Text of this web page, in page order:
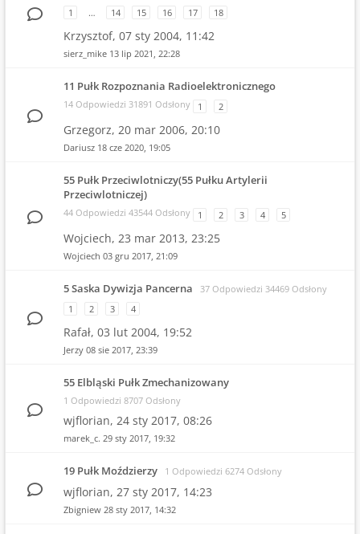
1
… 14 15 16 17 18
Krzysztof, 07 sty 2004, 11:42
sierz_mike 13 lip 2021, 22:28
11 Pułk Rozpoznania Radioelektronicznego
14 Odpowiedzi 31891 Odsłony 1 2
Grzegorz, 20 mar 2006, 20:10
Dariusz 18 cze 2020, 19:05
55 Pułk Przeciwlotniczy(55 Pułku Artylerii
Przeciwlotniczej)
44 Odpowiedzi 43544 Odsłony 1 2 3 4 5
Wojciech, 23 mar 2013, 23:25
Wojciech 03 gru 2017, 21:09
5 Saska Dywizja Pancerna
37 Odpowiedzi 34469 Odsłony
1
2 3 4
Rafał, 03 lut 2004, 19:52
Jerzy 08 sie 2017, 23:39
55 Elbląski Pułk Zmechanizowany
1 Odpowiedzi 8707 Odsłony
wjflorian, 24 sty 2017, 08:26
marek_c. 29 sty 2017, 19:32
19 Pułk Moździerzy 1 Odpowiedzi 6274 Odsłony
wjflorian, 27 sty 2017, 14:23
Zbigniew 28 sty 2017, 14:32